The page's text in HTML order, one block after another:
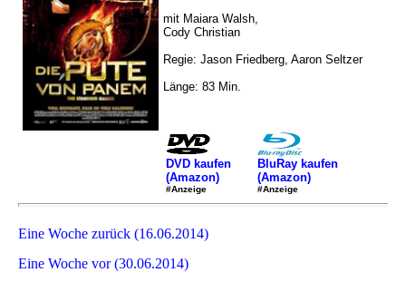
mit Maiara Walsh,
Cody Christian
Regie: Jason Friedberg, Aaron Seltzer
Länge: 83 Min.
DVD kaufen
(Amazon)
#Anzeige
BluRay kaufen
(Amazon)
#Anzeige
Eine Woche zurück (16.06.2014)
Eine Woche vor (30.06.2014)